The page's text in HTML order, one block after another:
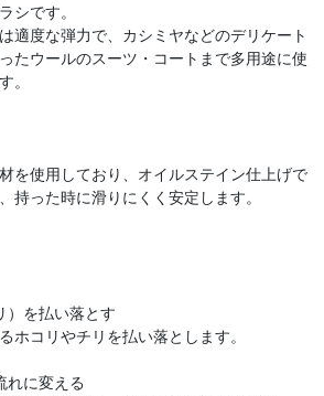
シです。
適度な弾力で、カシミヤなどのデリケート
たウールのスーツ・コートまで多用途に使
。
を使用しており、オイルステイン仕上げで
持った時に滑りにくく安定します。
）を払い落とす
ホコリやチリを払い落とします。
れに変える